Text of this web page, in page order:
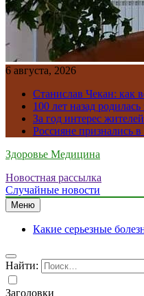
6 августа, 2026
Станислав Чекан: как
100 лет назад
За год интерес
Россияне признались
Здоровье Медицина
Новостная рассылка
Случайные новости
Меню
Какие серьезные
Найти:
Заголовки